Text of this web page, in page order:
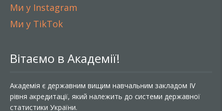
Ми у Instagram
Ми у TikTok
Вітаємо в Академії!
Академія є державним вищим навчальним закладом IV
рівня акредитації, який належить до системи державної
статистики України.